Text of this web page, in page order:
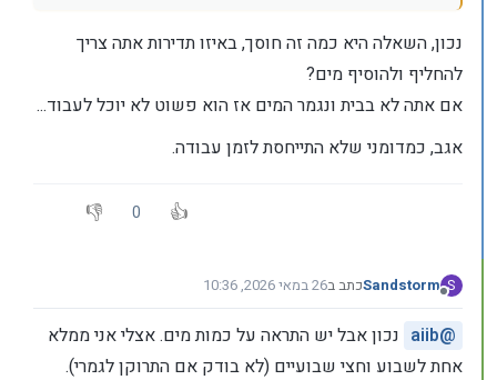
נכון, השאלה היא כמה זה חוסך, באיזו תדירות אתה צריך
להחליף ולהוסיף מים?
אם אתה לא בבית ונגמר המים אז הוא פשוט לא יוכל לעבוד...
אגב, כמדומני שלא התייחסת לזמן עבודה.
0
S
מנותק
Sandstormכתב ב26 במאי 2026, 10:36
נערך לאחרונה על ידי
@
aiib נכון אבל יש התראה על כמות מים. אצלי אני ממלא
אחת לשבוע וחצי שבועיים (לא בודק אם התרוקן לגמרי).